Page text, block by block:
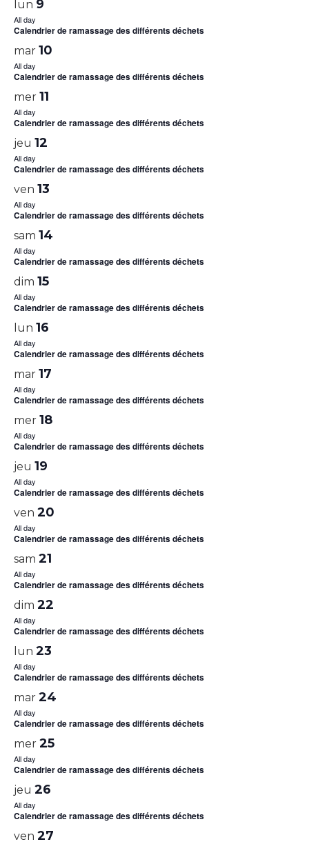
lun 9
All day
Calendrier de ramassage des différents déchets
mar 10
All day
Calendrier de ramassage des différents déchets
mer 11
All day
Calendrier de ramassage des différents déchets
jeu 12
All day
Calendrier de ramassage des différents déchets
ven 13
All day
Calendrier de ramassage des différents déchets
sam 14
All day
Calendrier de ramassage des différents déchets
dim 15
All day
Calendrier de ramassage des différents déchets
lun 16
All day
Calendrier de ramassage des différents déchets
mar 17
All day
Calendrier de ramassage des différents déchets
mer 18
All day
Calendrier de ramassage des différents déchets
jeu 19
All day
Calendrier de ramassage des différents déchets
ven 20
All day
Calendrier de ramassage des différents déchets
sam 21
All day
Calendrier de ramassage des différents déchets
dim 22
All day
Calendrier de ramassage des différents déchets
lun 23
All day
Calendrier de ramassage des différents déchets
mar 24
All day
Calendrier de ramassage des différents déchets
mer 25
All day
Calendrier de ramassage des différents déchets
jeu 26
All day
Calendrier de ramassage des différents déchets
ven 27